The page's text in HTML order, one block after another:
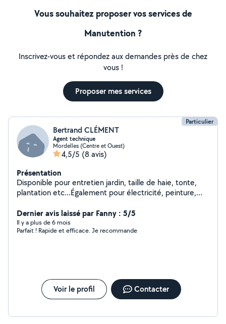
Vous souhaitez proposer vos services de
Manutention ?
Inscrivez-vous et répondez aux demandes près de chez
vous !
Proposer mes services
Particulier
Bertrand CLÉMENT
Agent technique
Mordelles (Centre et Ouest)
4,5/5 (8 avis)
Présentation
Disponible pour entretien jardin, taille de haie, tonte,
plantation etc...Également pour électricité, peinture,
des déménagements.
Dernier avis laissé par Fanny : 5/5
Il y a plus de 6 mois
Parfait ! Rapide et efficace. Je recommande
Voir le profil Contacter